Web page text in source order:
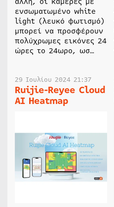
ενσωματωμένο white
light (λευκό φωτισμό)
μπορεί να προσφέρουν
πολύχρωμες εικόνες 24
ώρες το 24ωρο, ωσ…
29 Ιουλίου 2024 21:37
Ruijie-Reyee Cloud
AI Heatmap